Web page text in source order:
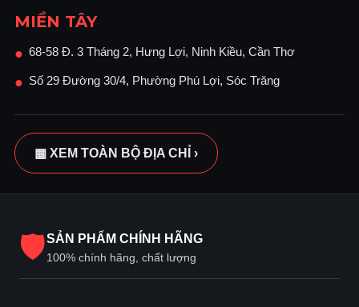
MIỀN TÂY
● 68-58 Đ. 3 Tháng 2, Hưng Lợi, Ninh Kiều, Cần Thơ
● Số 29 Đường 30/4, Phường Phú Lợi, Sóc Trăng
▦ XEM TOÀN BỘ ĐỊA CHỈ ›
🛡SẢN PHẨM CHÍNH HÃNG
100% chính hãng, chất lượng